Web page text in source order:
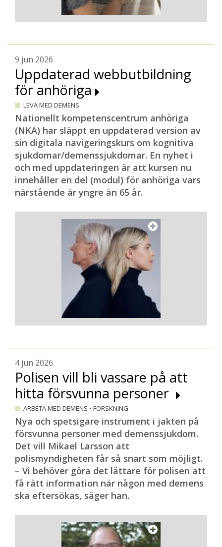
9 jun 2026
Uppdaterad webbutbildning
för anhöriga
LEVA MED DEMENS
Nationellt kompetenscentrum anhöriga
(NKA) har släppt en uppdaterad version av
sin digitala navigeringskurs om kognitiva
sjukdomar/demenssjukdomar. En nyhet i
och med uppdateringen är att kursen nu
innehåller en del (modul) för anhöriga vars
närstående är yngre än 65 år.
4 jun 2026
Polisen vill bli vassare på att
hitta försvunna personer
ARBETA MED DEMENS • FORSKNING
Nya och spetsigare instrument i jakten på
försvunna personer med demenssjukdom.
Det vill Mikael Larsson att
polismyndigheten får så snart som möjligt.
– Vi behöver göra det lättare för polisen att
få rätt information när någon med demens
ska eftersökas, säger han.